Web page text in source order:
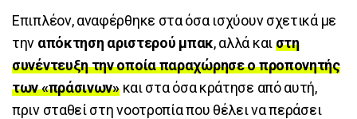
Επιπλέον, αναφέρθηκε στα όσα ισχύουν σχετικά με
την απόκτηση αριστερού μπακ, αλλά καιστη
συνέντευξη την οποία παραχώρησε ο προπονητής
των «πράσινων»και στα όσα κράτησε από αυτή,
πριν σταθεί στη νοοτροπία που θέλει να περάσει